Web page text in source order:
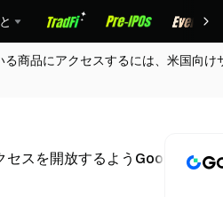
商品にアクセスするには、米国向け
セスを開放するようGoogleに命